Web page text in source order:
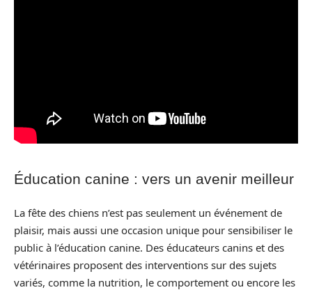
Éducation canine : vers un avenir meilleur
La fête des chiens n’est pas seulement un événement de
plaisir, mais aussi une occasion unique pour sensibiliser le
public à l’éducation canine. Des éducateurs canins et des
vétérinaires proposent des interventions sur des sujets
variés, comme la nutrition, le comportement ou encore les